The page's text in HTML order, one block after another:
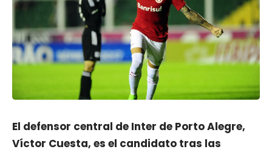
El defensor central de Inter de Porto Alegre,
Víctor Cuesta, es el candidato tras las